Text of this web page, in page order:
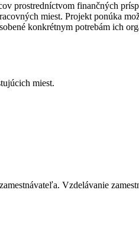
prostredníctvom finančných
miest. Projekt ponúka
konkrétnym potrebám ich
miest.
Vzdelávanie